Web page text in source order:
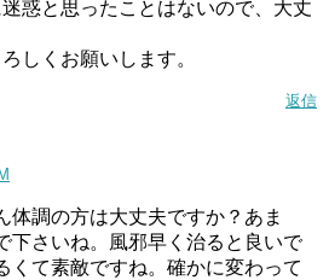
惑と思ったことはないので、大丈
しくお願いします。
返信
体調の方は大丈夫ですか？あま
下さいね。風邪早く治ると良いで
くて素敵ですね。確かに変わって